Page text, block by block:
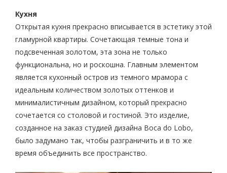
Кухня
Открытая кухня прекрасно вписывается в эстетику этой
гламурной квартиры. Сочетающая темные тона и
подсвеченная золотом, эта зона не только
функциональна, но и роскошна. Главным элементом
является кухонный остров из темного мрамора с
идеальным количеством золотых оттенков и
минималистичным дизайном, который прекрасно
сочетается со столовой и гостиной. Это изделие,
созданное на заказ студией дизайна Boca do Lobo,
было задумано так, чтобы разграничить и в то же
время объединить все пространство.